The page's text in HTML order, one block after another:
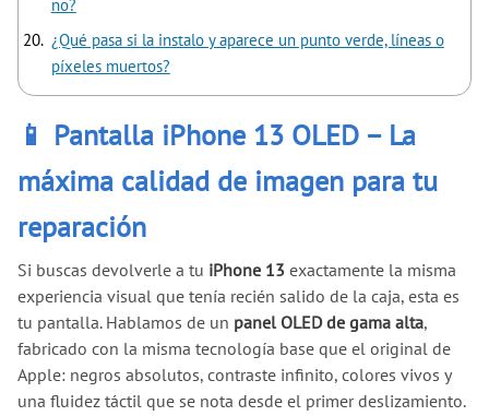
no?
¿Qué pasa si la instalo y aparece un punto verde, líneas o
píxeles muertos?
📱 Pantalla iPhone 13 OLED – La
máxima calidad de imagen para tu
reparación
Si buscas devolverle a tu iPhone 13 exactamente la misma
experiencia visual que tenía recién salido de la caja, esta es
tu pantalla. Hablamos de un panel OLED de gama alta,
fabricado con la misma tecnología base que el original de
Apple: negros absolutos, contraste infinito, colores vivos y
una fluidez táctil que se nota desde el primer deslizamiento.